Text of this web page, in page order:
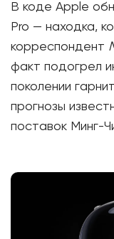
В коде Apple
Pro — находка,
корреспондент
факт подогрел
поколении
прогнозы
поставок Минг-